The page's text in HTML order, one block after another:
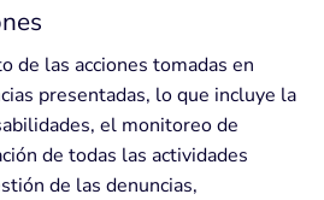
de las acciones tomadas en
presentadas, lo que incluye la
el monitoreo de
de todas las actividades
de las denuncias,